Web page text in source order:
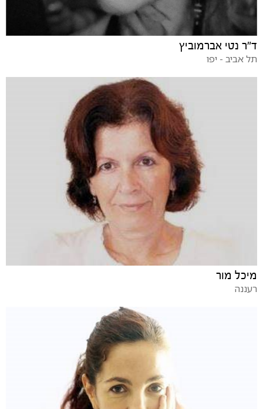
ד"ר נטי אברמוביץ
תל אביב - יפו
מיכל מור
רעננה